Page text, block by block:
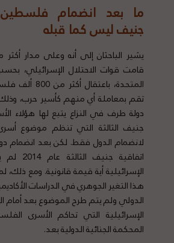
ما بعد انضمام فلسطين
جنيف ليس كما قبله
يشير الباحثان إلى أنه وعلى مدار
قامت قوات الاحتلال الإسرائيلي،
المتحدة،
تقم بمعاملة أي منهم كأسير حرب،
دولة طرف في النزاع يتبع لها هؤلاء
جنيف الثالثة التي تنظم موضوع
لانضمام الدول فقط. لكن بعد انضمام
اتفاقية
الإسرائيلية أية قيمة قانونية. ومع
هذا التغير الجوهري في الدراسات
الدولي ولم يتم طرح الموضوع بعد أمام
الإسرائيلية التي تحاكم الأسرى
المحكمة الجنائية الدولية بعد.